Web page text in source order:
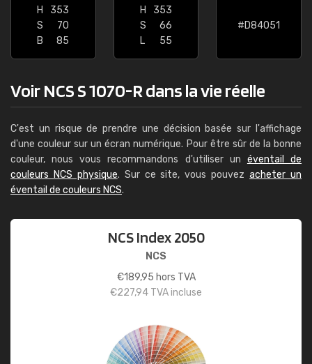
H
353
S
70
B
85
H
353
S
66
L
55
#D84051
Voir NCS S 1070-R dans la vie réelle
C'est un risque de prendre une décision basée sur l'affichage
d'une couleur sur un écran numérique. Pour être sûr de la bonne
couleur, nous vous recommandons d'utiliser un éventail de
couleurs NCS physique. Sur ce site, vous pouvezacheter un
éventail de couleurs NCS.
NCS Index 2050
NCS
€189,95 hors TVA
€227,94 TVA incluse